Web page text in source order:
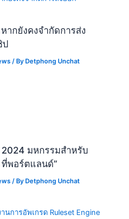
กยังคงจำกัดการส่ง
ป
/ By Detphong Unchat
2024 มหกรรมสำหรับ
พอร์ตแลนด์”
/ By Detphong Unchat